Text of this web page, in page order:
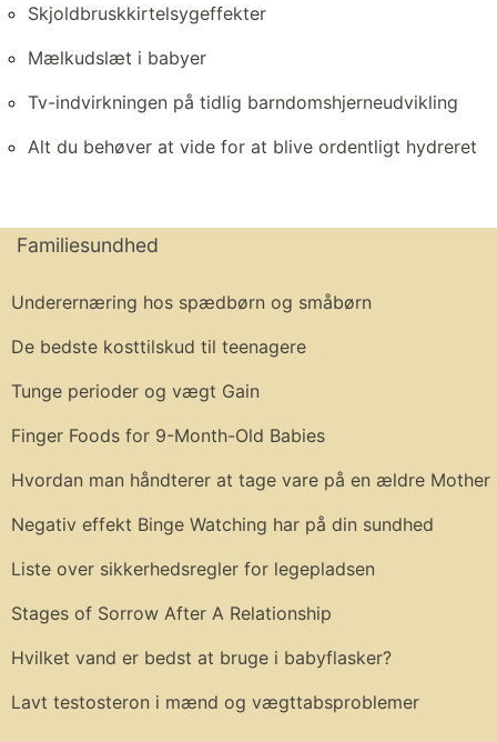
Skjoldbruskkirtelsygeffekter
Mælkudslæt i babyer
Tv-indvirkningen på tidlig barndomshjerneudvikling
Alt du behøver at vide for at blive ordentligt hydreret
Familiesundhed
Underernæring hos spædbørn og småbørn
De bedste kosttilskud til teenagere
Tunge perioder og vægt Gain
Finger Foods for 9-Month-Old Babies
Hvordan man håndterer at tage vare på en ældre Mother
Negativ effekt Binge Watching har på din sundhed
Liste over sikkerhedsregler for legepladsen
Stages of Sorrow After A Relationship
Hvilket vand er bedst at bruge i babyflasker?
Lavt testosteron i mænd og vægttabsproblemer